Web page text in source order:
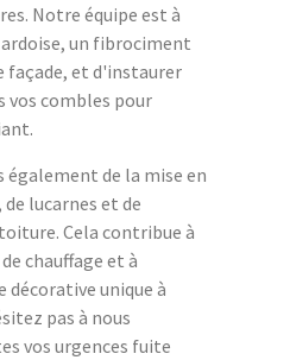
Notre équipe est à
un fibrociment
façade, et d'instaurer
vos combles pour
également de la mise en
lucarnes et de
Cela contribue à
chauffage et à
unique à
pas à nous
vos urgences fuite